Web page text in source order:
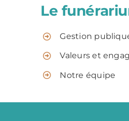
Le
Gestion
Valeurs et
Notre équipe